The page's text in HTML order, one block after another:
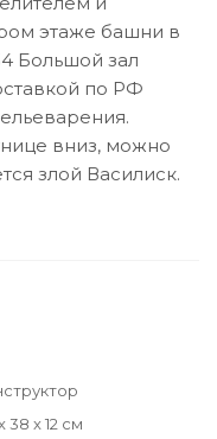
этаже башни в
Большой зал
по РФ
вниз, можно
злой Василиск.
38 x 12 см